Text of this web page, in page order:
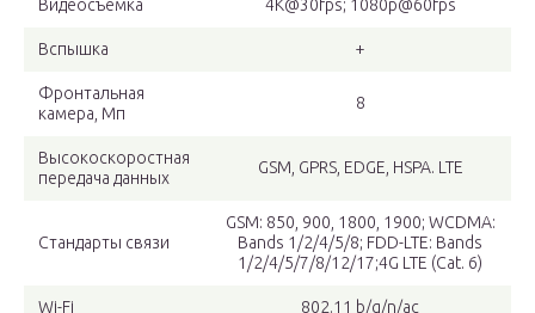
Видеосъемка 4K@30fps; 1080p@60fps
Вспышка +
Фронтальная
камера, Мп
8
Высокоскоростная
передача данных
GSM, GPRS, EDGE, HSPA. LTE
Стандарты связи
GSM: 850, 900, 1800, 1900; WCDMA:
Bands 1/2/4/5/8; FDD-LTE: Bands
1/2/4/5/7/8/12/17;4G LTE (Cat. 6)
Wi-Fi 802.11 b/g/n/ac